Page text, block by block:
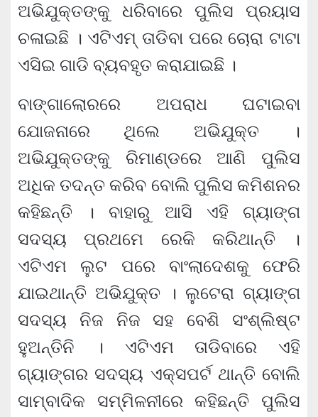
ଅଭିଯୁକ୍ତଙ୍କୁ ଧରିବାରେ ପୁଲିସ ପ୍ରୟାସ
ଚଳାଇଛି । ଏଟିଏମ୍ ତାଡିବା ପରେ ଚୋରା ଟାଟା
ଏସିଇ ଗାଡି ବ୍ୟବହୃତ କରାଯାଇଛି ।
ବାଙ୍ଗାଲୋରରେ ଅପରାଧ ଘଟାଇବା
ଯୋଜନାରେ ଥିଲେ ଅଭିଯୁକ୍ତ ।
ଅଭିଯୁକ୍ତଙ୍କୁ ରିମାଣ୍ଡରେ ଆଣି ପୁଲିସ
ଅଧିକ ତଦନ୍ତ କରିବ ବୋଲି ପୁଲିସ କମିଶନର
କହିଛନ୍ତି । ବାହାରୁ ଆସି ଏହି ଗ୍ୟାଙ୍ଗ
ସଦସ୍ୟ ପ୍ରଥମେ ରେକି କରିଥାନ୍ତି ।
ଏଟିଏମ ଲୁଟ ପରେ ବାଂଲାଦେଶକୁ ଫେରି
ଯାଇଥାନ୍ତି ଅଭିଯୁକ୍ତ । ଲୁଟେରା ଗ୍ୟାଙ୍ଗ
ସଦସ୍ୟ ନିଜ ନିଜ ସହ ବେଶି ସଂଶ୍ଲିଷ୍ଟ
ହୁଅନ୍ତିନି । ଏଟିଏମ ତାଡିବାରେ ଏହି
ଗ୍ୟାଙ୍ଗର ସଦସ୍ୟ ଏକ୍ସପର୍ଟ ଥାନ୍ତି ବୋଲି
ସାମ୍ବାଦିକ ସମ୍ମିଳନୀରେ କହିଛନ୍ତି ପୁଲିସ